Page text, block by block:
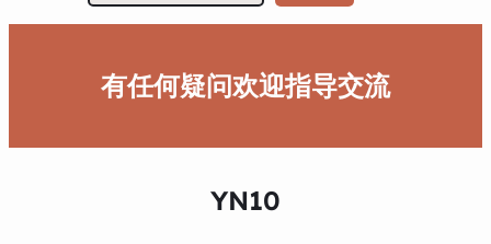
有任何疑问欢迎指导交流
YN10